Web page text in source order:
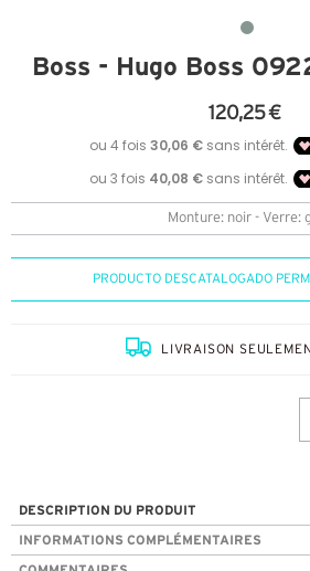
Boss - Hugo Boss
120,25 €
Monture: noir - Verre:
PRODUCTO DESCATALOGADO
LIVRAISON
DESCRIPTION DU PRODUIT
INFORMATIONS COMPLÉMENTAIRES